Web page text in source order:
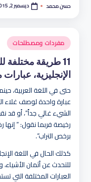
تمّ
حسن محمد ديسمبر 2, 2015
نُشر
في
مفردات ومصطلحات
11 طريقة مختلفة
الإنجليزية،
حتى في اللغة العربية،
عبارة واحدة لوصف غلاء
الشيء غالي جداً”، أو قد
رخيصة فربما نقول: ” إنها
برخص التراب”.
كذلك الحال في اللغة
للتحدث عن أثمان
العبارات المختلفة التي